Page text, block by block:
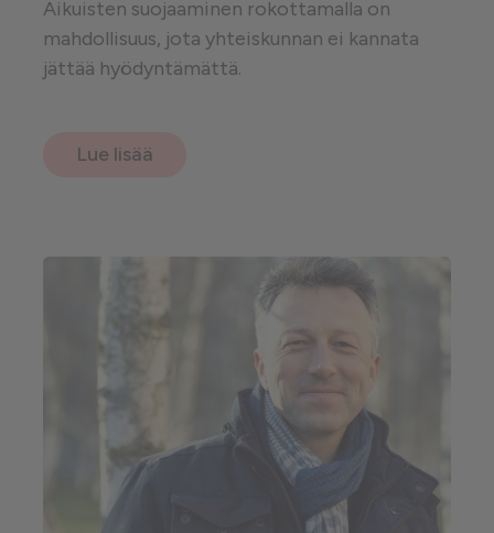
Aikuisten suojaaminen rokottamalla on
mahdollisuus, jota yhteiskunnan ei kannata
jättää hyödyntämättä.
Lue lisää